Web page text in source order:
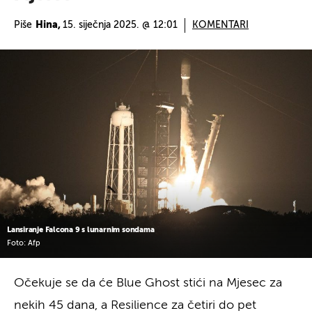
Piše Hina, 15. siječnja 2025. @ 12:01 KOMENTARI
Lansiranje Falcona 9 s lunarnim sondama
Foto: Afp
Očekuje se da će Blue Ghost stići na Mjesec za
nekih 45 dana, a Resilience za četiri do pet